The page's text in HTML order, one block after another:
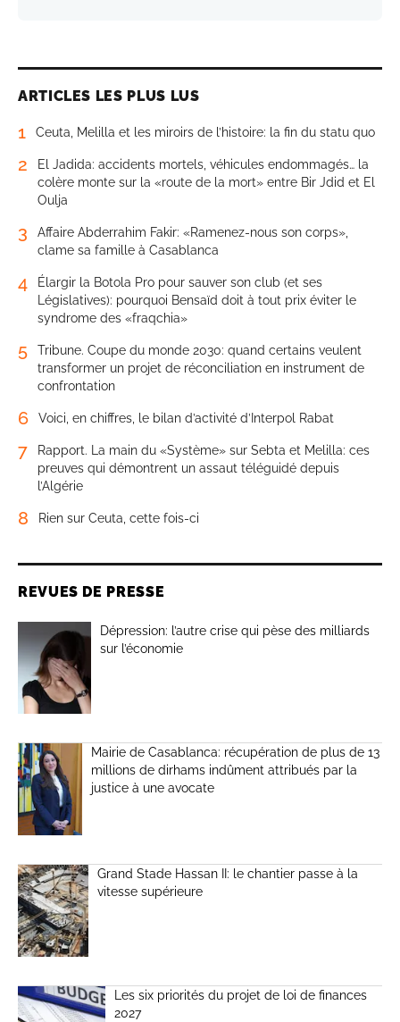
ARTICLES LES PLUS LUS
1 Ceuta, Melilla et les miroirs de l’histoire: la fin du statu quo
2
El Jadida: accidents mortels, véhicules endommagés… la
colère monte sur la «route de la mort» entre Bir Jdid et El
Oulja
3
Affaire Abderrahim Fakir: «Ramenez-nous son corps»,
clame sa famille à Casablanca
4
Élargir la Botola Pro pour sauver son club (et ses
Législatives): pourquoi Bensaïd doit à tout prix éviter le
syndrome des «fraqchia»
5
Tribune. Coupe du monde 2030: quand certains veulent
transformer un projet de réconciliation en instrument de
confrontation
6 Voici, en chiffres, le bilan d’activité d’Interpol Rabat
7
Rapport. La main du «Système» sur Sebta et Melilla: ces
preuves qui démontrent un assaut téléguidé depuis
l’Algérie
8 Rien sur Ceuta, cette fois-ci
REVUES DE PRESSE
Dépression: l’autre crise qui pèse des milliards
sur l’économie
Mairie de Casablanca: récupération de plus de 13
millions de dirhams indûment attribués par la
justice à une avocate
Grand Stade Hassan II: le chantier passe à la
vitesse supérieure
Les six priorités du projet de loi de finances
2027